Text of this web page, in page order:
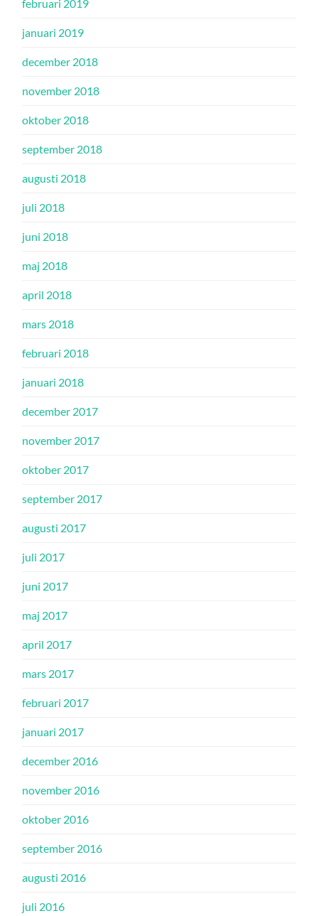
februari 2019
januari 2019
december 2018
november 2018
oktober 2018
september 2018
augusti 2018
juli 2018
juni 2018
maj 2018
april 2018
mars 2018
februari 2018
januari 2018
december 2017
november 2017
oktober 2017
september 2017
augusti 2017
juli 2017
juni 2017
maj 2017
april 2017
mars 2017
februari 2017
januari 2017
december 2016
november 2016
oktober 2016
september 2016
augusti 2016
juli 2016